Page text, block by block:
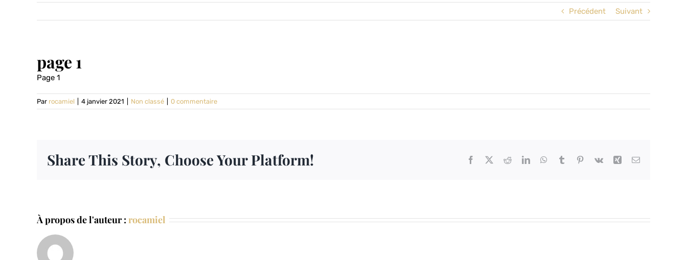
Précédent Suivant
page 1
Page 1
Par rocamiel 4 janvier 2021 Non classé 0 commentaire
Share This Story, Choose Your Platform! Facebook RedditLinkedInWhatsApp
Tumblr Pinterest
Vk Xing Email
À propos de l'auteur : rocamiel